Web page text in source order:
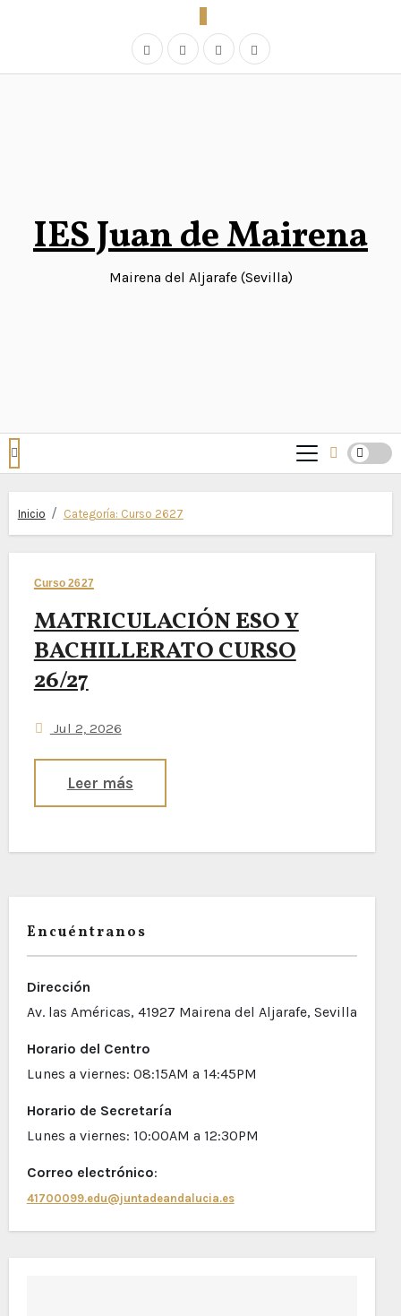
IES Juan de Mairena
Mairena del Aljarafe (Sevilla)
Inicio Categoría: Curso 2627
Curso 2627
MATRICULACIÓN ESO Y
BACHILLERATO CURSO
26/27
Jul 2, 2026
Leer más
Encuéntranos
Dirección
Av. las Américas, 41927 Mairena del Aljarafe, Sevilla
Horario del Centro
Lunes a viernes: 08:15AM a 14:45PM
Horario de Secretaría
Lunes a viernes: 10:00AM a 12:30PM
Correo electrónico:
41700099.edu@juntadeandalucia.es